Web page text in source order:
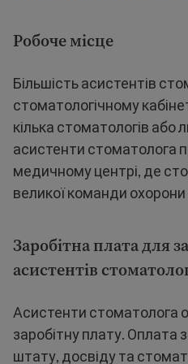
Робоче місце
Більшість асистентів
стоматологічному
кілька стоматологів або
асистенти стоматолога
медичному центрі, де
великої команди
Заробітна плата для
асистентів
Асистенти стоматолога
заробітну плату. Оплата
штату, досвіду та